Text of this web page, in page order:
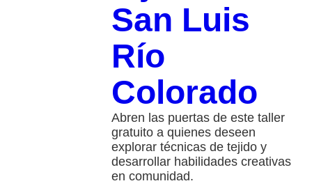
San Luis
Río
Colorado
Abren las puertas de este taller
gratuito a quienes deseen
explorar técnicas de tejido y
desarrollar habilidades creativas
en comunidad.